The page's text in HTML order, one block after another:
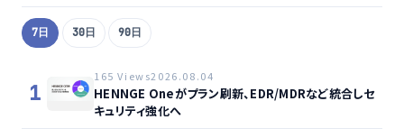
7日 30日 90日
1
165 Views2026.08.04
HENNGE Oneがプラン刷新、EDR/MDRなど統合しセ
キュリティ強化へ